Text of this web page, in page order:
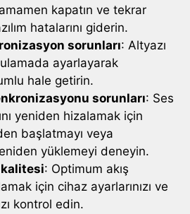
kapatın ve tekrar
hatalarını giderin.
sorunları: Altyazı
ayarlayarak
hale getirin.
sorunları: Ses
yeniden hizalamak için
başlatmayı veya
yüklemeyi deneyin.
: Optimum akış
için cihaz ayarlarınızı ve
kontrol edin.